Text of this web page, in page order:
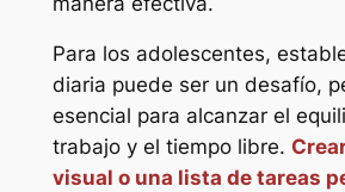
Para los adolescentes,
diaria puede ser un desafío,
esencial para alcanzar el
trabajo y el tiempo libre.
visual o una lista de tareas